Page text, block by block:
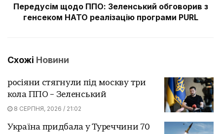
Передусім щодо ППО: Зеленський обговорив з
генсеком НАТО реалізацію програми PURL
Схожі Новини
росіяни стягнули під москву три
кола ППО – Зеленський
8 СЕРПНЯ, 2026 / 21:02
Україна придбала у Туреччини 70